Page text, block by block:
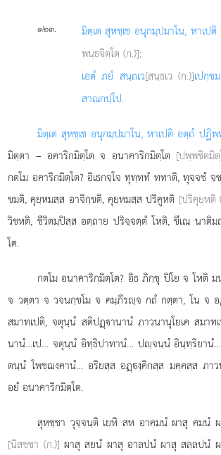
๑๒๓. มิตฺเต สุหชฺเช อนุกมฺปมาโน, หาเป
พนฺธจิตฺโต (ก.)];
เอตํ ภยํ สนฺถเว[สนฺธเว (ก.)]เปกฺข
สาณกปฺโป.
มิตฺเต สุหชฺเช อนุกมฺปมาโน, หาเปติ อตฺถํ ปฏิพ
มิตฺตา – อคาริกมิตฺโต จ อนาคาริกมิตฺโต [ปพฺพชิตมิ
กตโม อคาริกมิตฺโต? อิเธกจฺโจ ทุทฺททํ ททาติ, ทุจฺจชํ
ขมติ, คุยฺหมสฺส อาจิกฺขติ, คุยฺหมสฺส ปริคูหติ [ปริคุยฺหติ
วิชหติ, ชีวิตมฺปิสฺส อตฺถาย ปริจฺจตฺตํ โหติ, ขีเณ นาติ
โต.
กตโม อนาคาริกมิตฺโต? อิธ ภิกฺขุ ปิโย จ โหติ
จ วตฺตา จ วจนกฺขโม จ คมฺภีรฺจ กถํ กตฺตา, โน จ อฏฺ
สมาทเปติ, จตุนฺนํ สติปฏฺานานํ ภาวนานุโยเค สมา
นานํ…เป… จตุนฺนํ อิทฺธิปาทานํ… ปฺจนฺนํ อินฺทฺริยา
ตนฺนํ โพชฺฌงฺคานํ… อริยสฺส อฏฺงฺคิกสฺส มคฺคสฺส ภาว
อยํ อนาคาริกมิตฺโต.
สุหชฺชา วุจฺจนฺติ เยหิ สห อาคมนํ ผาสุ คมนํ
[นิสชฺชา (ก.)] ผาสุ สยนํ ผาสุ อาลปนํ ผาสุ สลฺลปนํ